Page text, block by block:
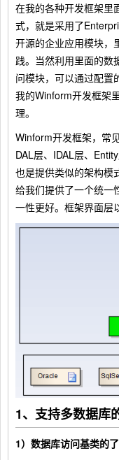
在我的各种开发框架里
式，就是采用了
开源的企业应用模块，
践。当然利用里面的数
问模块，可以通过配置
我的Winform开发框架
理。
Winform开发框架，常
DAL层、IDAL层、
也是提供类似的架构模
给我们提供了一个统一
一性更好。框架界面层
1、支持多数据库
1）数据库访问基类的